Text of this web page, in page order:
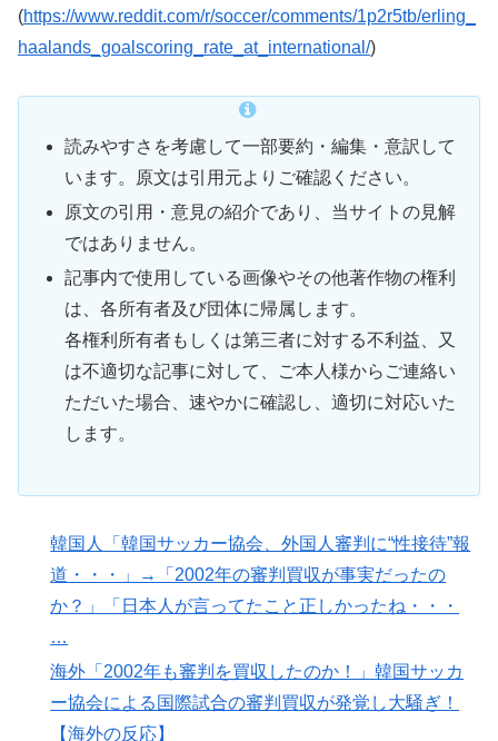
(https://www.reddit.com/r/soccer/comments/1p2r5tb/erling_
haalands_goalscoring_rate_at_international/)
読みやすさを考慮して一部要約・編集・意訳して
います。原文は引用元よりご確認ください。
原文の引用・意見の紹介であり、当サイトの見解
ではありません。
記事内で使用している画像やその他著作物の権利
は、各所有者及び団体に帰属します。
各権利所有者もしくは第三者に対する不利益、又
は不適切な記事に対して、ご本人様からご連絡い
ただいた場合、速やかに確認し、適切に対応いた
します。
韓国人「韓国サッカー協会、外国人審判に“性接待”報
道・・・」→「2002年の審判買収が事実だったの
か？」「日本人が言ってたこと正しかったね・・・
…
海外「2002年も審判を買収したのか！」韓国サッカ
ー協会による国際試合の審判買収が発覚し大騒ぎ！
【海外の反応】